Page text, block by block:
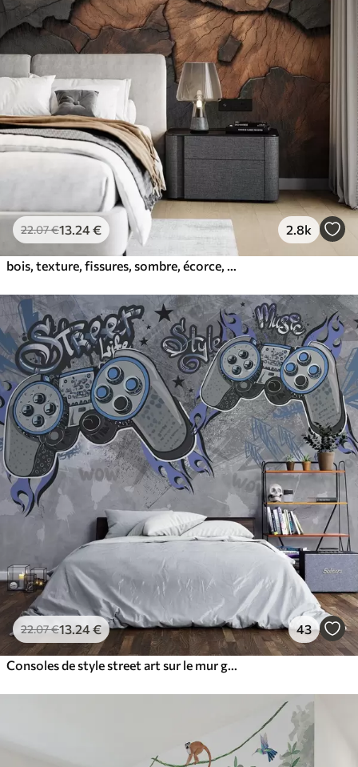
22.07€13.24€ 2.8k
bois, texture, fissures, sombre, écorce, surface
22.07€13.24€ 43
Consoles de style street art sur le mur grunge